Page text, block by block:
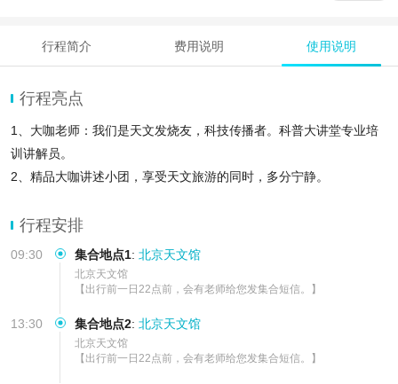
行程简介 费用说明 使用说明
行程亮点
1、大咖老师：我们是天文发烧友，科技传播者。科普大讲堂专业培
训讲解员。
2、精品大咖讲述小团，享受天文旅游的同时，多分宁静。
行程安排
09:30 集合地点1: 北京天文馆
北京天文馆
【出行前一日22点前，会有老师给您发集合短信。】
13:30 集合地点2: 北京天文馆
北京天文馆
【出行前一日22点前，会有老师给您发集合短信。】